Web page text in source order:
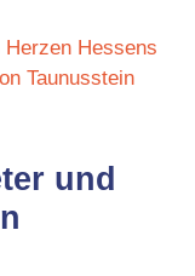
Hessens
Taunusstein
und